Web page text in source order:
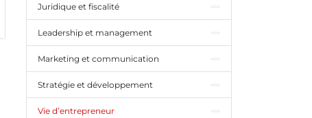
Juridique et fiscalité
Leadership et management
Marketing et communication
Stratégie et développement
Vie d’entrepreneur